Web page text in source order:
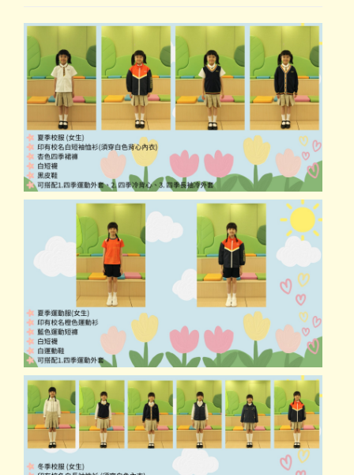
升中資訊
入學申請
家長教師會
校友會